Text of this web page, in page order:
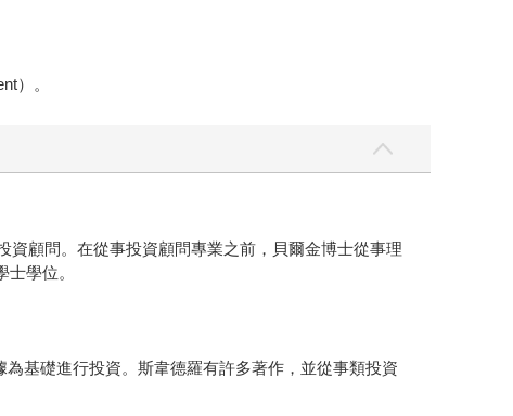
）。
資顧問。在從事投資顧問專業之前，貝爾金博士從事理
學位。
基礎進行投資。斯韋德羅有許多著作，並從事類投資